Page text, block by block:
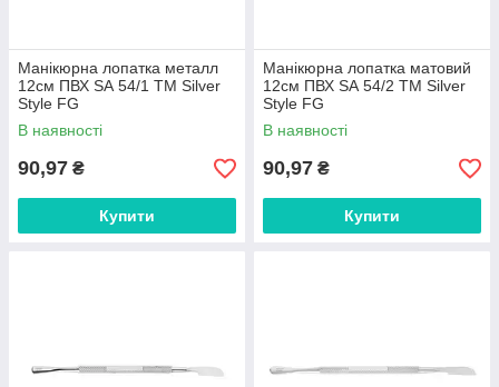
Манікюрна лопатка металл
12см ПВХ SА 54/1 ТМ Silver
Style FG
В наявності
90,97 ₴
Купити
Манікюрна лопатка матовий
12см ПВХ SА 54/2 ТМ Silver
Style FG
В наявності
90,97 ₴
Купити